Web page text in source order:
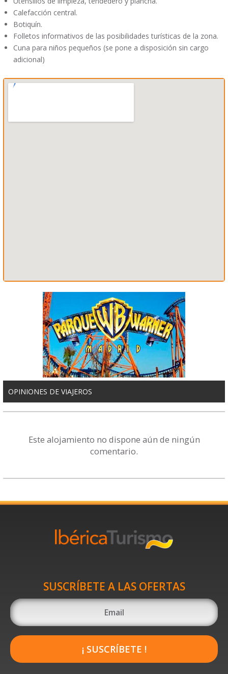
Calefacción central.
Botiquín.
Folletos informativos de las posibilidades turísticas de la zona.
Cuna para niños pequeños (se pone a disposición sin cargo
adicional)
OPINIONES DE VIAJEROS
Este alojamiento no dispone aún de ningún
comentario.
SUSCRÍBETE A LAS OFERTAS
¡ SUSCRÍBETE !